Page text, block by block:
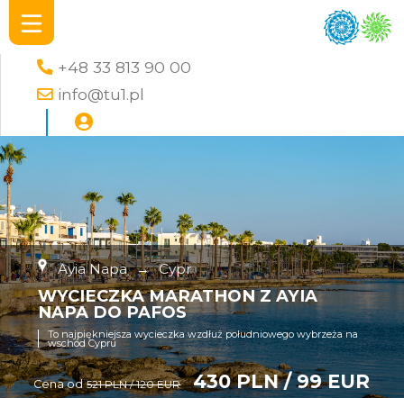
+48 33 813 90 00
info@tu1.pl
Ayia Napa → Cypr
WYCIECZKA MARATHON Z AYIA
NAPA DO PAFOS
To najpiękniejsza wycieczka wzdłuż południowego wybrzeża na
wschód Cypru
Cena od 521 PLN / 120 EUR 430 PLN / 99 EUR